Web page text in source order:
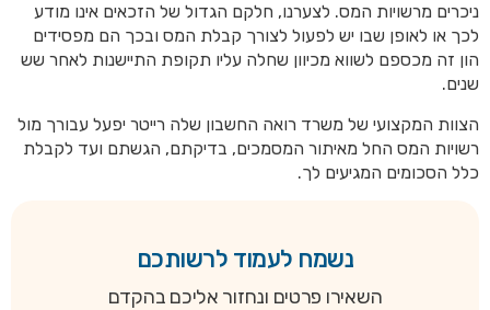
ניכרים מרשויות המס. לצערנו, חלקם הגדול של הזכאים אינו מודע
לכך או לאופן שבו יש לפעול לצורך קבלת המס ובכך הם מפסידים
הון זה מכספם לשווא מכיוון שחלה עליו תקופת התיישנות לאחר שש
שנים.
הצוות המקצועי של משרד רואה החשבון שלה רייטר יפעל עבורך מול
רשויות המס החל מאיתור המסמכים, בדיקתם, הגשתם ועד לקבלת
כלל הסכומים המגיעים לך.
נשמח לעמוד לרשותכם
השאירו פרטים ונחזור אליכם בהקדם